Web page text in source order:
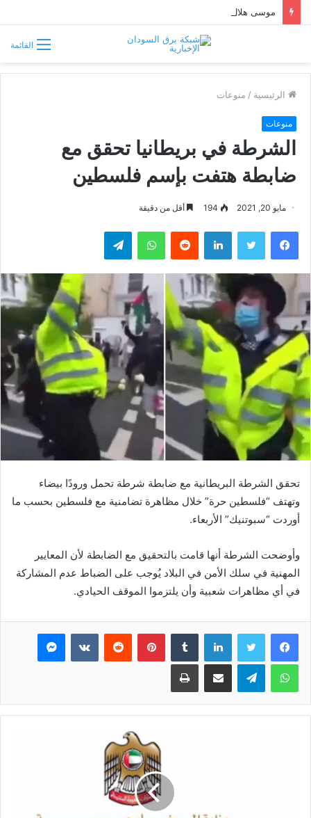
القائمة
الرئيسية / منوعات
منوعات
الشرطة في بريطانيا تحقق مع
ضابطة هتفت بإسم فلسطين
مايو 20, 2021 194 أقل من دقيقة
فيسبوك تويتر لينكدإن واتساب تيلقرام
تحقق الشرطة البريطانية مع ضابطة شرطة تحمل ورودًا بيضاء
وتهتف “فلسطين حرة” خلال مظاهرة تضامنية مع فلسطين بحسب ما
أوردت “سبوتنيك” الأربعاء.
وأوضحت الشرطة أنها قامت بالتحقيق مع الضابطة لأن المعايير
المهنية في سلك الأمن في البلاد يُوجب على الضباط عدم المشاركة
في أي مظاهرات شعبية وأن يلتزموا الموقف الحيادي.
فيسبوك تويتر لينكدإن بينتيريست ماسنجر
واتساب تيلقرام مشاركة عبر البريد طباعة